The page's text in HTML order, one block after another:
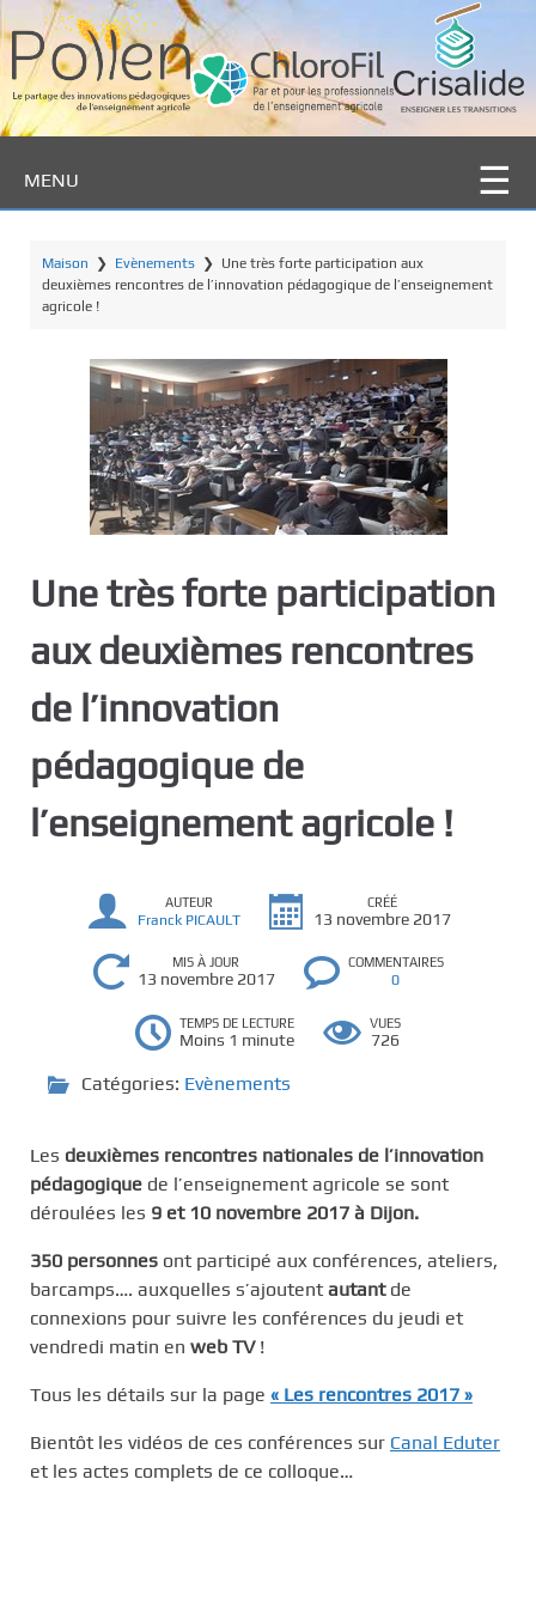
a
e
u
MENU
Maison ❯ Evènements ❯ Une très forte participation aux
deuxièmes rencontres de l’innovation pédagogique de l’enseignement
agricole !
Une très forte participation
aux deuxièmes rencontres
de l’innovation
pédagogique de
l’enseignement agricole !
AUTEUR
Franck PICAULT
CRÉÉ
13 novembre 2017
MIS À JOUR
13 novembre 2017
COMMENTAIRES
0
TEMPS DE LECTURE
Moins 1 minute
VUES
726
Catégories: Evènements
Les deuxièmes rencontres nationales de l’innovation
pédagogique de l’enseignement agricole se sont
déroulées les 9 et 10 novembre 2017 à Dijon.
350 personnes ont participé aux conférences, ateliers,
barcamps…. auxquelles s’ajoutent autantde
connexions pour suivre les conférences du jeudi et
vendredi matin en web TV!
Tous les détails sur la page « Les rencontres 2017 »
Bientôt les vidéos de ces conférences sur Canal Eduter
et les actes complets de ce colloque…